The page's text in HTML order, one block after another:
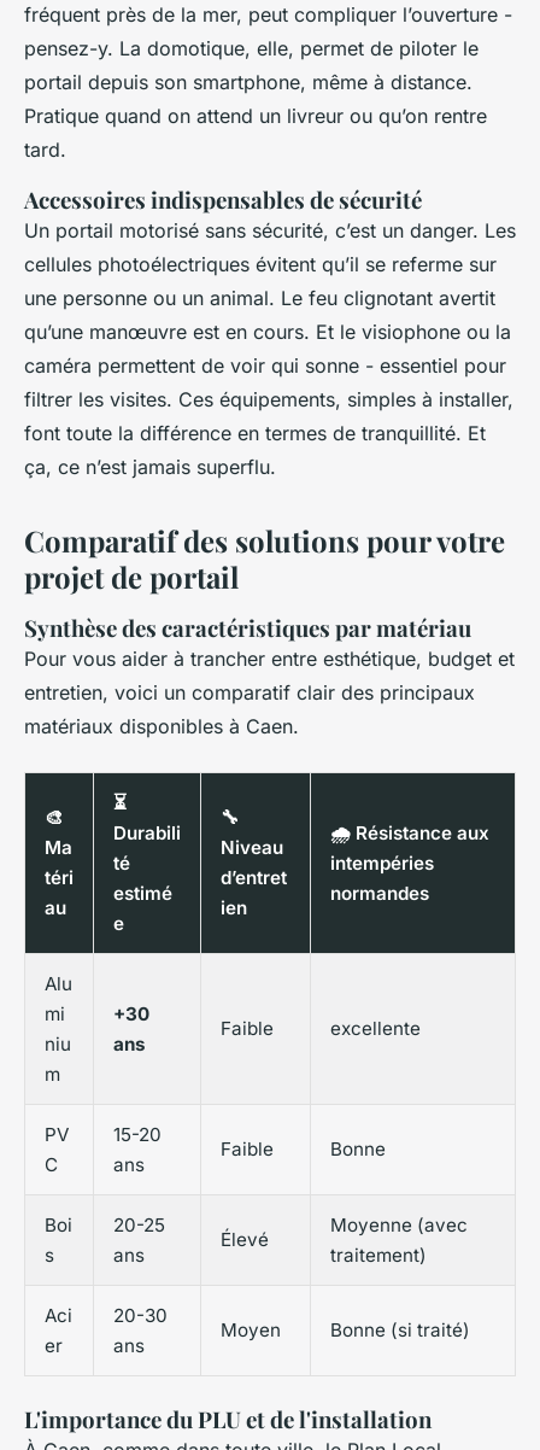
fréquent près de la mer, peut compliquer l’ouverture -
pensez-y. La domotique, elle, permet de piloter le
portail depuis son smartphone, même à distance.
Pratique quand on attend un livreur ou qu’on rentre
tard.
Accessoires indispensables de sécurité
Un portail motorisé sans sécurité, c’est un danger. Les
cellules photoélectriques évitent qu’il se referme sur
une personne ou un animal. Le feu clignotant avertit
qu’une manœuvre est en cours. Et le visiophone ou la
caméra permettent de voir qui sonne - essentiel pour
filtrer les visites. Ces équipements, simples à installer,
font toute la différence en termes de tranquillité. Et
ça, ce n’est jamais superflu.
Comparatif des solutions pour votre
projet de portail
Synthèse des caractéristiques par matériau
Pour vous aider à trancher entre esthétique, budget et
entretien, voici un comparatif clair des principaux
matériaux disponibles à Caen.
🎨
Ma
téri
au
⏳
Durabili
té
estimé
e
🔧
Niveau
d’entret
ien
🌧️ Résistance aux
intempéries
normandes
Alu
mi
niu
m
+30
ans
Faible excellente
PV
C
15-20
ans
Faible Bonne
Boi
s
20-25
ans
Élevé
Moyenne (avec
traitement)
Aci
er
20-30
ans
Moyen Bonne (si traité)
L'importance du PLU et de l'installation